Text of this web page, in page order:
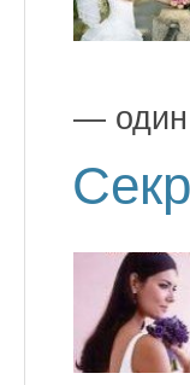
— один